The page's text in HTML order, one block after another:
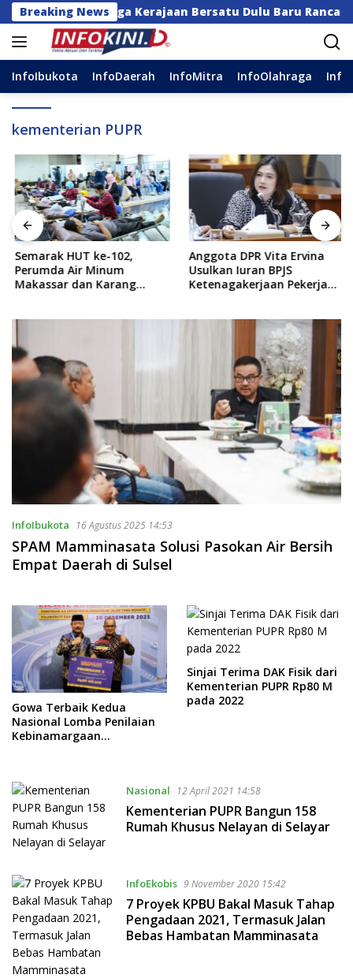
Langsung
ke
konten
Breaking News
Keluarga Kerajaan Bersatu Dulu Baru Rancang
InfoIbukota InfoDaerah InfoMitra InfoOlahraga
kementerian PUPR
Semarak HUT ke-102,
Perumda Air Minum
Makassar dan Karang
Anggota DPR Vita Ervina
Usulkan Iuran BPJS
Ketenagakerjaan Pekerja
InfoIbukota 16 Agustus 2025 14:53
SPAM Mamminasata Solusi Pasokan Air Bersih
Empat Daerah di Sulsel
Gowa Terbaik Kedua
Nasional Lomba Penilaian
Kebinamargaan
Sinjai Terima DAK Fisik dari
Kementerian PUPR Rp80 M
pada 2022
Nasional 12 April 2021 14:58
Kementerian PUPR Bangun 158
Rumah Khusus Nelayan di Selayar
InfoEkobis 9 November 2020 15:42
7 Proyek KPBU Bakal Masuk Tahap
Pengadaan 2021, Termasuk Jalan
Bebas Hambatan Mamminasata